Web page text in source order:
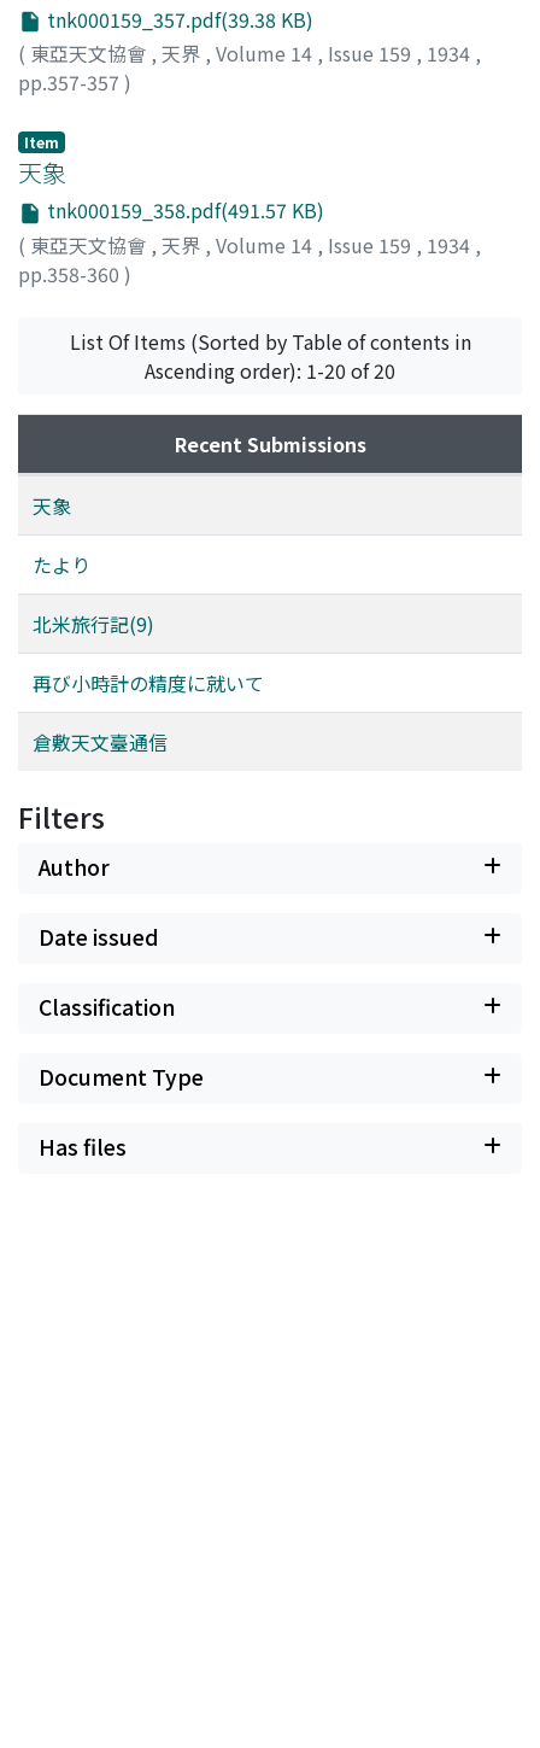
tnk000159_357.pdf(39.38 KB)
( 東亞天文協會 , 天界 , Volume 14 , Issue 159 , 1934 ,
pp.357-357 )
Item
天象
tnk000159_358.pdf(491.57 KB)
( 東亞天文協會 , 天界 , Volume 14 , Issue 159 , 1934 ,
pp.358-360 )
List Of Items (Sorted by Table of contents in
Ascending order): 1-20 of 20
Recent Submissions
天象
たより
北米旅行記(9)
再び小時計の精度に就いて
倉敷天文臺通信
Filters
Author
Date issued
Classification
Document Type
Has files